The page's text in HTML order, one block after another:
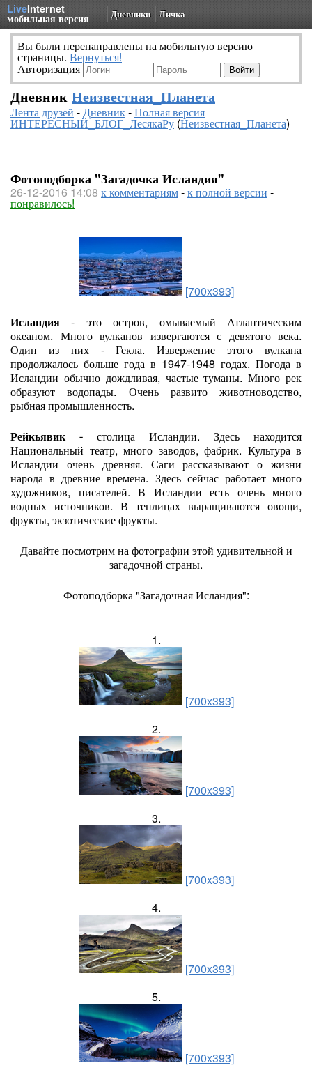
LiveInternet
мобильная версия Дневники Личка
Вы были перенаправлены на мобильную версию
страницы. Вернуться!
Авторизация
Дневник Неизвестная_Планета
Лента друзей -Дневник-Полная версия
ИНТЕРЕСНЫЙ_БЛОГ_ЛесякаРу(Неизвестная_Планета)
Фотоподборка "Загадочка Исландия"
26-12-2016 14:08 к комментариям-к полной версии -
понравилось!
[700x393]
Исландия- это остров, омываемый Атлантическим
океаном. Много вулканов извергаются с девятого века.
Один из них - Гекла. Извержение этого вулкана
продолжалось больше года в 1947-1948 годах. Погода в
Исландии обычно дождливая, частые туманы. Много рек
образуют водопады. Очень развито животноводство,
рыбная промышленность.
Рейкьявик - столица Исландии. Здесь находится
Национальный театр, много заводов, фабрик. Культура в
Исландии очень древняя. Саги рассказывают о жизни
народа в древние времена. Здесь сейчас работает много
художников, писателей. В Исландии есть очень много
водных источников. В теплицах выращиваются овощи,
фрукты, экзотические фрукты.
Давайте посмотрим на фотографии этой удивительной и
загадочной страны.
Фотоподборка "Загадочная Исландия":
1.
[700x393]
2.
[700x393]
3.
[700x393]
4.
[700x393]
5.
[700x393]